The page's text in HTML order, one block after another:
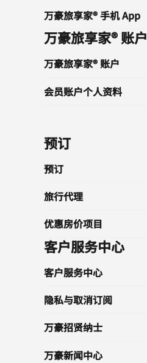
万豪旅享家® 手机 App
万豪旅享家® 账户
万豪旅享家® 账户
会员账户个人资料
预订
预订
旅行代理
优惠房价项目
客户服务中心
客户服务中心
隐私与取消订阅
万豪招贤纳士
万豪新闻中心